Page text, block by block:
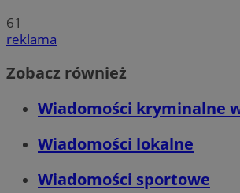
61
reklama
Zobacz również
Wiadomości kryminalne
Wiadomości lokalne
Wiadomości sportowe